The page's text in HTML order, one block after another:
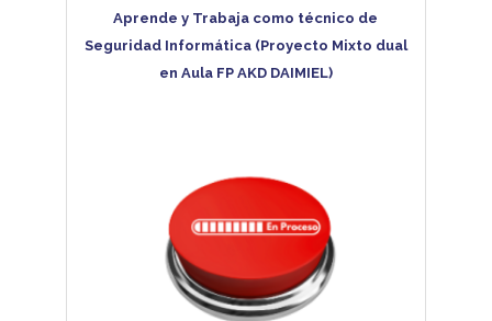
Aprende y Trabaja como técnico de
Seguridad Informática (Proyecto Mixto dual
en Aula FP AKD DAIMIEL)